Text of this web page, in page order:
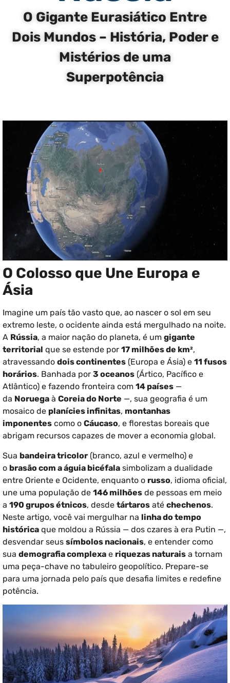
O Gigante Eurasiático Entre
Dois Mundos – História, Poder e
Mistérios de uma
Superpotência
O Colosso que Une Europa e
Ásia
Imagine um país tão vasto que, ao nascer o sol em seu
extremo leste, o ocidente ainda está mergulhado na noite.
A Rússia, a maior nação do planeta, é um gigante
territorial que se estende por 17 milhões de km²,
atravessando dois continentes (Europa e Ásia) e 11 fusos
horários. Banhada por 3 oceanos (Ártico, Pacífico e
Atlântico) e fazendo fronteira com 14 países —
da Noruega à Coreia do Norte —, sua geografia é um
mosaico de planícies infinitas, montanhas
imponentes como o Cáucaso, e florestas boreais que
abrigam recursos capazes de mover a economia global.
Sua bandeira tricolor (branco, azul e vermelho) e
o brasão com a águia bicéfala simbolizam a dualidade
entre Oriente e Ocidente, enquanto o russo, idioma oficial,
une uma população de 146 milhões de pessoas em meio
a 190 grupos étnicos, desde tártaros até chechenos.
Neste artigo, você vai mergulhar na linha do tempo
histórica que moldou a Rússia — dos czares à era Putin —,
desvendar seus símbolos nacionais, e entender como
sua demografia complexa e riquezas naturais a tornam
uma peça-chave no tabuleiro geopolítico. Prepare-se
para uma jornada pelo país que desafia limites e redefine
potência.